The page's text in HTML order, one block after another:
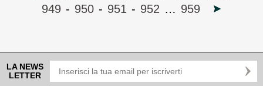
949 - 950 - 951 - 952 … 959
LA NEWS
LETTER